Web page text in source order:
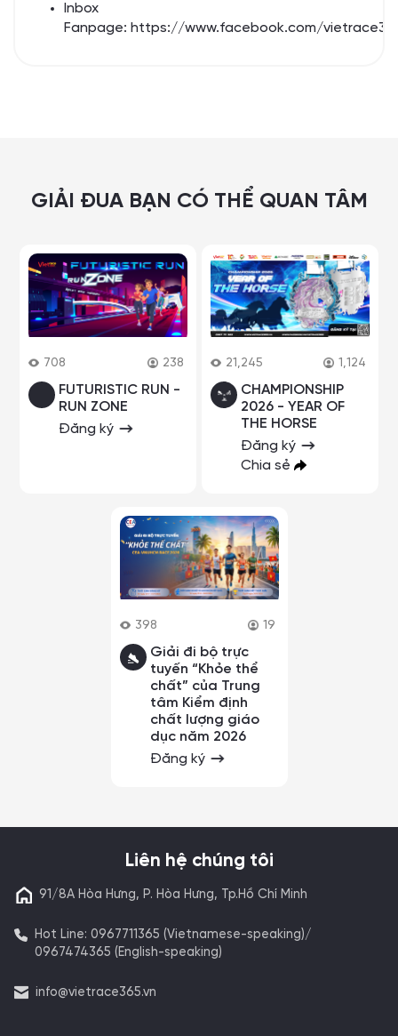
Inbox
Fanpage: https://www.facebook.com/
GIẢI ĐUA BẠN CÓ THỂ QUAN TÂM
708 238
FUTURISTIC RUN -
RUN ZONE
Đăng ký
21,245 1,124
CHAMPIONSHIP
2026 - YEAR OF
THE HORSE
Đăng ký
Chia sẻ
398 19
Giải đi bộ trực
tuyến “Khỏe thể
chất” của Trung
tâm Kiểm định
chất lượng giáo
dục năm 2026
Đăng ký
Liên hệ chúng tôi
91/8A Hòa Hưng, P. Hòa Hưng, Tp.Hồ Chí Minh
Hot Line: 0967711365 (Vietnamese-speaking)/
0967474365 (English-speaking)
info@vietrace365.vn